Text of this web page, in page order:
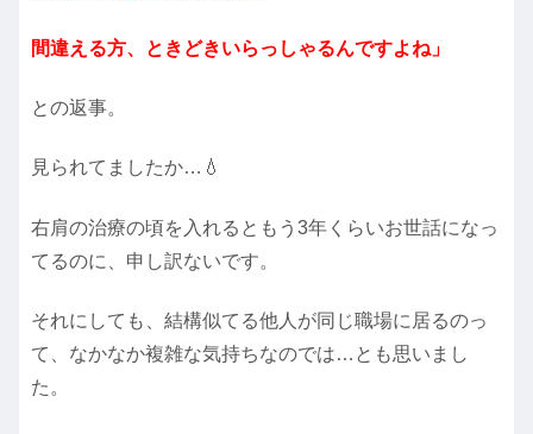
間違える方、ときどきいらっしゃるんですよね」
との返事。
見られてましたか…💧
右肩の治療の頃を入れるともう3年くらいお世話になっ
てるのに、申し訳ないです。
それにしても、結構似てる他人が同じ職場に居るのっ
て、なかなか複雑な気持ちなのでは…とも思いまし
た。